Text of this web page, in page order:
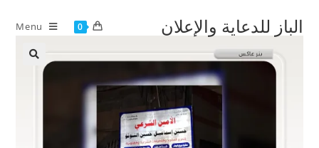
الباز للدعاية والإعلان 0
Menu